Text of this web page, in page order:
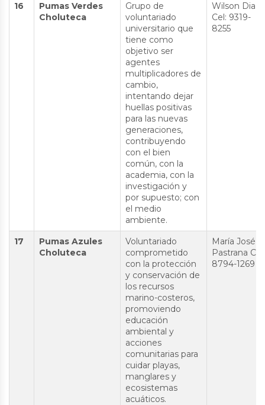
16
Pumas Verdes
Choluteca
Grupo de
voluntariado
universitario que
tiene como
objetivo ser
agentes
multiplicadores de
cambio,
intentando dejar
huellas positivas
para las nuevas
generaciones,
contribuyendo
con el bien
común, con la
academia, con la
investigación y
por supuesto; con
el medio
ambiente.
Wilson Diaz
Cel: 9319-
8255
17
Pumas Azules
Choluteca
Voluntariado
comprometido
con la protección
y conservación de
los recursos
marino-costeros,
promoviendo
educación
ambiental y
acciones
comunitarias para
cuidar playas,
manglares y
ecosistemas
acuáticos.
María José
Pastrana Cel:
8794-1269